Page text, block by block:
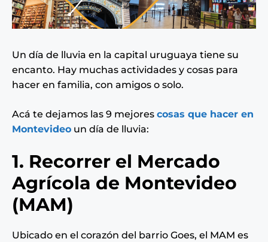
Un día de lluvia en la capital uruguaya tiene su
encanto. Hay muchas actividades y cosas para
hacer en familia, con amigos o solo.
Acá te dejamos las 9 mejores cosas que hacer en
Montevideo un día de lluvia:
1. Recorrer el Mercado
Agrícola de Montevideo
(MAM)
Ubicado en el corazón del barrio Goes, el MAM es